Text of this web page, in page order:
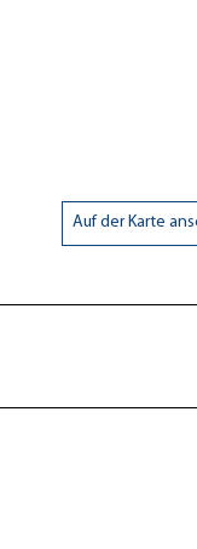
Auf der Karte